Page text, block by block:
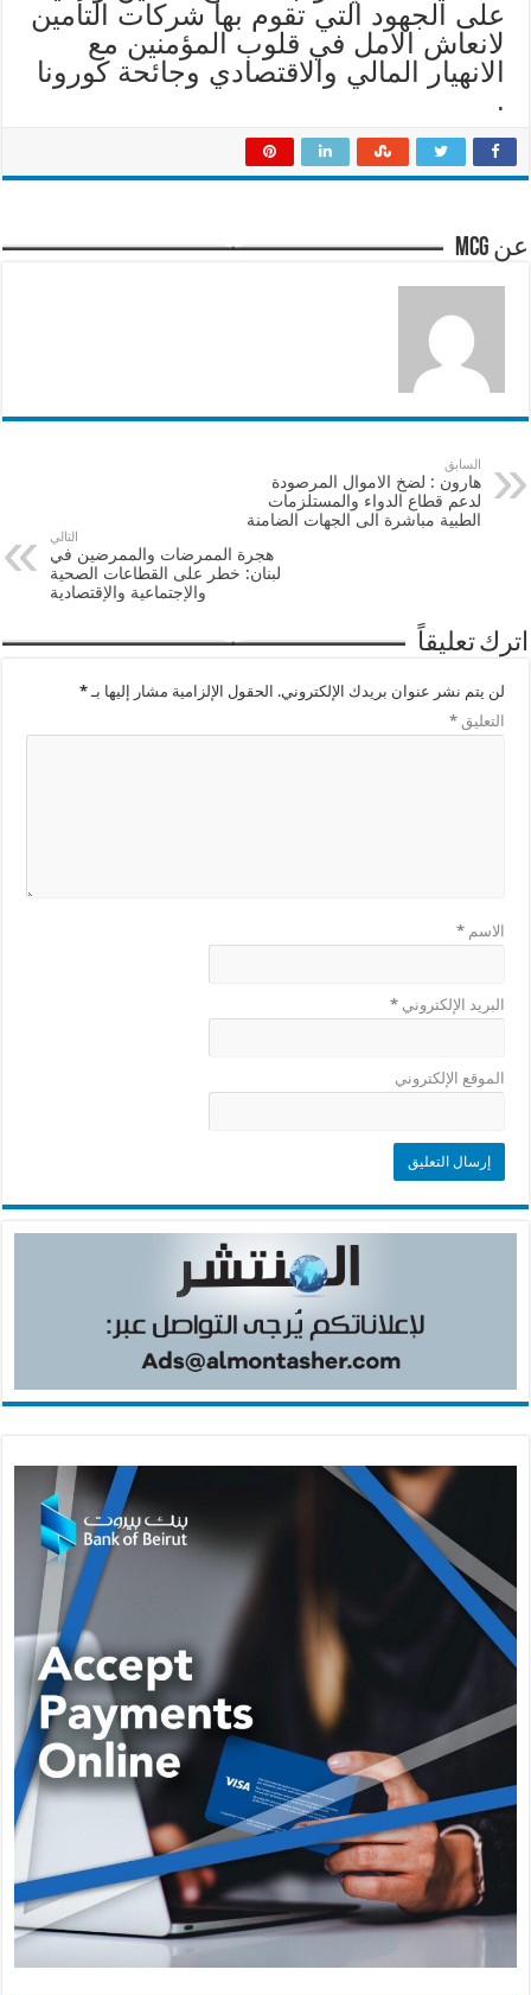
على الجهود التي تقوم بها شركات التأمين
لانعاش الامل في قلوب المؤمنين مع
الانهيار المالي والاقتصادي وجائحة كورونا
.
عن mcg
السابق
هارون : لضخ الاموال المرصودة
لدعم قطاع الدواء والمستلزمات
الطبية مباشرة الى الجهات الضامنة
التالي
هجرة الممرضات والممرضين في
لبنان: خطر على القطاعات الصحية
والإجتماعية والإقتصادية
اترك تعليقاً
لن يتم نشر عنوان بريدك الإلكتروني. الحقول الإلزامية مشار إليها بـ*
التعليق*
الاسم*
البريد الإلكتروني*
الموقع الإلكتروني